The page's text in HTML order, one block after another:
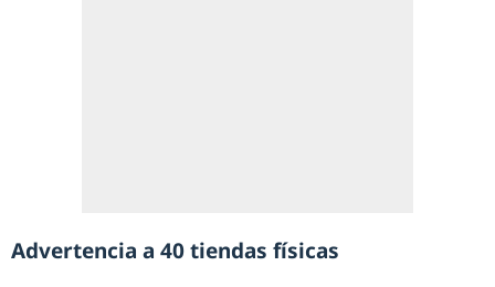
Advertencia a 40 tiendas físicas